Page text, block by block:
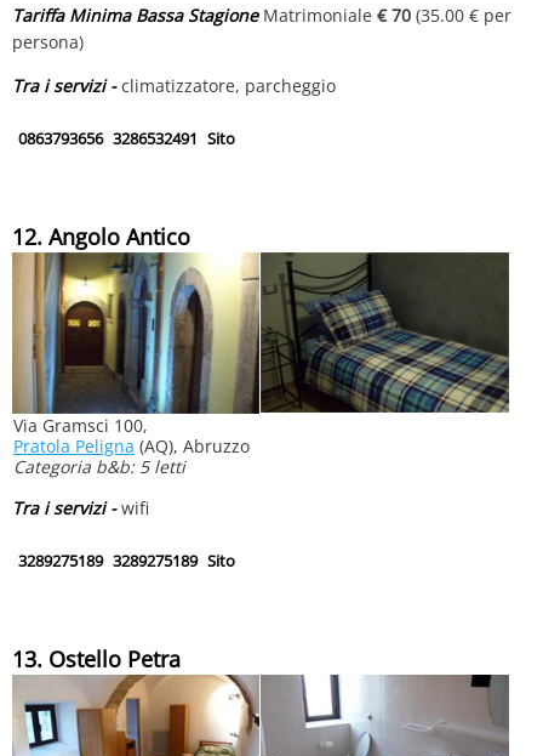
Tariffa Minima Bassa StagioneMatrimoniale € 70 (35.00 € per
persona)
Tra i servizi -climatizzatore, parcheggio
0863793656 3286532491 Sito
12. Angolo Antico
Via Gramsci 100,
Pratola Peligna (AQ), Abruzzo
Categoria b&b: 5 letti
Tra i servizi -wifi
3289275189 3289275189 Sito
13. Ostello Petra